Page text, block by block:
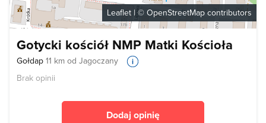
Leaflet | © OpenStreetMap contributors
Gotycki kościół NMP Matki Kościoła
Gołdap 11 km od Jagoczany
Brak opinii
Dodaj opinię